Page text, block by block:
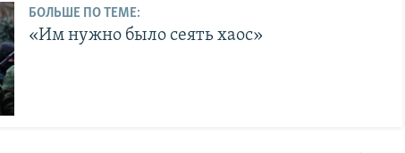
БОЛЬШЕ ПО ТЕМЕ:
«Им нужно было сеять хаос»